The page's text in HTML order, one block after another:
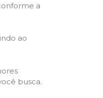
a
ao
busca.